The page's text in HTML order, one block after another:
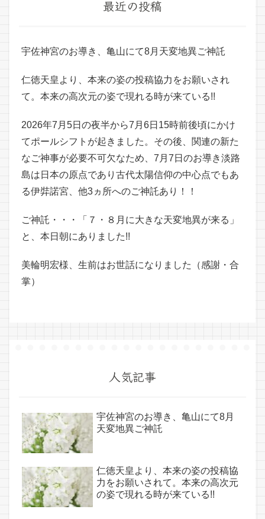
最近の投稿
宇佐神宮のお導き、亀山にて8月天変地異ご神託
仁徳天皇より、本来の姿の投稿協力をお願いされ
て。本来の高次元の姿で現れる時が来ている!!
2026年7月5日の夜半から7月6日15時前後頃にかけ
てポールシフトが起きました。その後、関連の新た
なご神事が必要不可欠なため、7月7日のお導き淡路
島は日本の原点であり古代太陽信仰の中心点でもあ
る伊弉諾宮、他3ヵ所へのご神託あり！！
ご神託・・・「７・８月に大きな天変地異が来る」
と、本日朝にありました!!
美輪明宏様、生前はお世話になりました（感謝・合
掌）
人気記事
宇佐神宮のお導き、亀山にて8月
天変地異ご神託
仁徳天皇より、本来の姿の投稿協
力をお願いされて。本来の高次元
の姿で現れる時が来ている!!